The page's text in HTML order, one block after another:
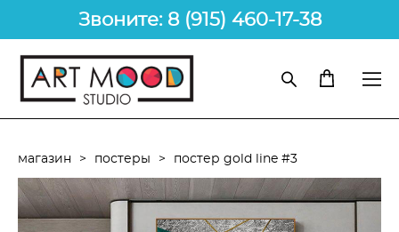
Звоните: 8 (915) 460-17-38
магазин > постеры > постер gold line #3